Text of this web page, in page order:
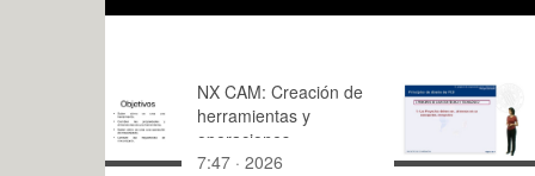
NX CAM: Creación de
herramientas y
operaciones
7:47 · 2026
terreno.
Principios
9:52 · 2003